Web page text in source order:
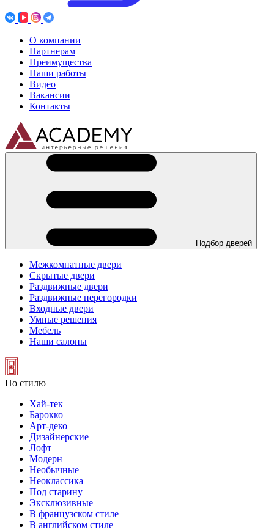
О компании
Партнерам
Преимущества
Наши работы
Видео
Вакансии
Контакты
Подбор дверей
Межкомнатные двери
Скрытые двери
Раздвижные двери
Раздвижные перегородки
Входные двери
Умные решения
Мебель
Наши салоны
По стилю
Хай-тек
Барокко
Арт-деко
Дизайнерские
Лофт
Модерн
Необычные
Неоклассика
Под старину
Эксклюзивные
В французском стиле
В английском стиле